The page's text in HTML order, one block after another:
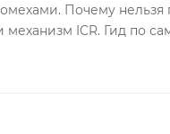
Почему нельзя
ICR. Гид по